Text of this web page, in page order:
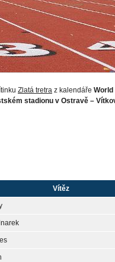
Zlatá tretra z kalendáře World
stadionu v Ostravě –
Vítěz